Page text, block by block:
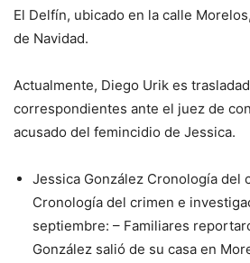
El Delfín, ubicado en la calle
de Navidad.
Actualmente, Diego Urik es
correspondientes ante el juez de
acusado del femincidio de Jessica.
Jessica González Cronología del
Cronología del crimen e
septiembre: – Familiares
González salió de su casa en